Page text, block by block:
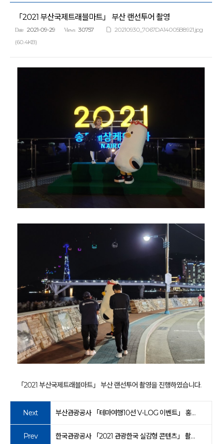
「2021 부산국제트래블마트」 부산 랜선투어 촬영
Date 2021-09-29 Views 30757
20210930_7067DA14005B8921.jpg
(60.4KB)
「2021 부산국제트래블마트」 부산 랜선투어 촬영을 진행하였습니다.
Next 부산관광공사 「테마여행10선 V-LOG 이벤트」 홍보영상 촬영
Prev 한국관광공사 「2021 관광한국 실감형 콘텐츠」 촬영